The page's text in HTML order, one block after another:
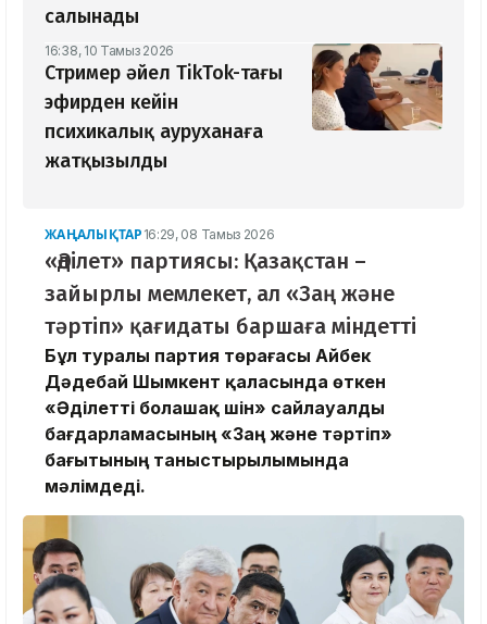
салынады
16:38, 10 Тамыз 2026
Стример әйел TikTok-тағы
эфирден кейін
психикалық ауруханаға
жатқызылды
ЖАҢАЛЫҚТАР 16:29, 08 Тамыз 2026
«Әділет» партиясы: Қазақстан –
зайырлы мемлекет, ал «Заң және
тәртіп» қағидаты баршаға міндетті
Бұл туралы партия төрағасы Айбек
Дәдебай Шымкент қаласында өткен
«Әділетті болашақ үшін» сайлауалды
бағдарламасының «Заң және тәртіп»
бағытының таныстырылымында
мәлімдеді.